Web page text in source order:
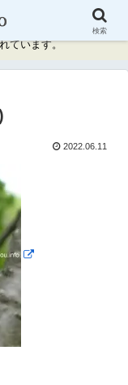
ています。
2022.06.11
検索